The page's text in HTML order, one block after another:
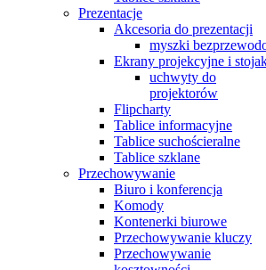
Prezentacje
Akcesoria do prezentacji
myszki
Ekrany projekcyjne i
uchwyty do
projektorów
Flipcharty
Tablice informacyjne
Tablice suchościeralne
Tablice szklane
Przechowywanie
Biuro i konferencja
Komody
Kontenerki biurowe
Przechowywanie kluczy
Przechowywanie